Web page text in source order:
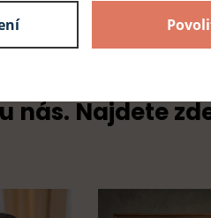
nás. Najdete